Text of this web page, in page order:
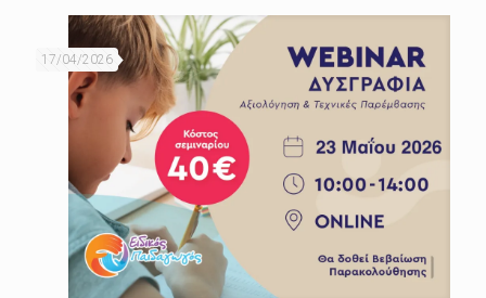
17/04/2026